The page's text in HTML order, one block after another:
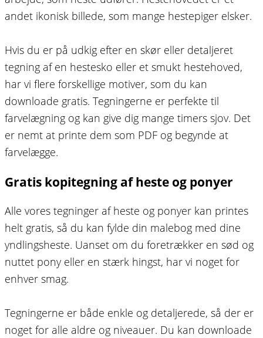
andet ikonisk billede, som mange hestepiger elsker.
Hvis du er på udkig efter en skør eller detaljeret
tegning af en hestesko eller et smukt hestehoved,
har vi flere forskellige motiver, som du kan
downloade gratis. Tegningerne er perfekte til
farvelægning og kan give dig mange timers sjov. Det
er nemt at printe dem som PDF og begynde at
farvelægge.
Gratis kopitegning af heste og ponyer
Alle vores tegninger af heste og ponyer kan printes
helt gratis, så du kan fylde din malebog med dine
yndlingsheste. Uanset om du foretrækker en sød og
nuttet pony eller en stærk hingst, har vi noget for
enhver smag.
Tegningerne er både enkle og detaljerede, så der er
noget for alle aldre og niveauer. Du kan downloade